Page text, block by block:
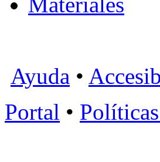
Ayuda •
Portal •